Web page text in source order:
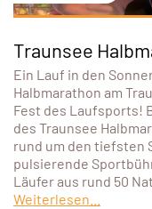
Traunsee
Ein Lauf in den
Halbmarathon am
Fest des Laufsports!
des Traunsee
rund um den tiefsten
pulsierende
Läufer aus rund 50
Weiterlesen...